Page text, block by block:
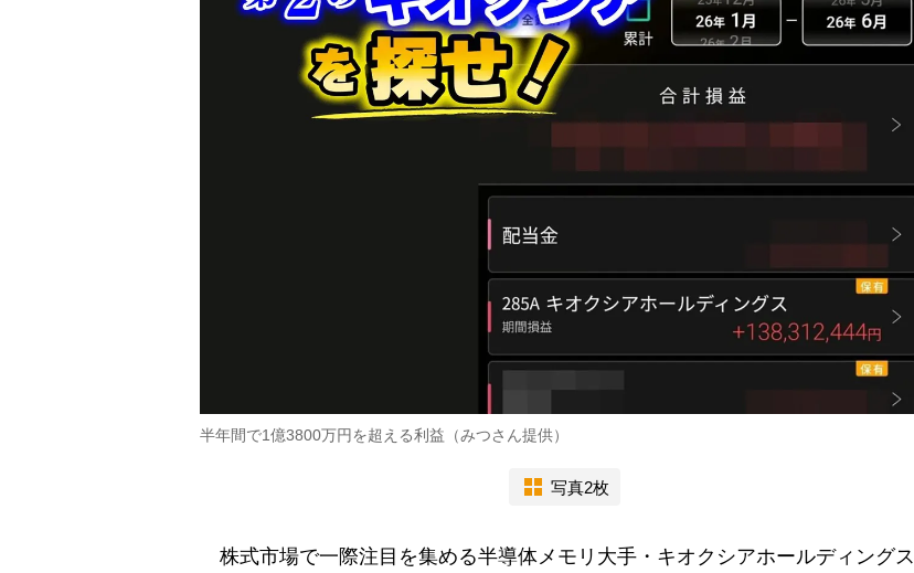
半年間で1億3800万円を超える利益（みつさん提供）
写真2枚
株式市場で一際注目を集める半導体メモリ大手・キオクシアホールディングス